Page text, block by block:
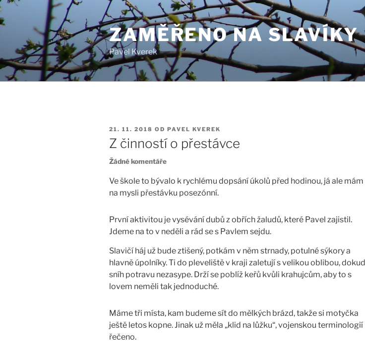
Přejít
k
obsahu
ZAMĚŘENO NA SLAVÍKY
Pavel Kverek
PUBLIKOVÁNO
21. 11. 2018 OD PAVEL KVEREK
Z činností o přestávce
Žádné komentářeu
s
názvem
o
přestávce
Ve škole to bývalo k rychlému dopsání úkolů před hodinou, já ale mám
na mysli přestávku posezónní.
První aktivitou je vysévání dubů z obřích žaludů, které Pavel zajistil.
Jdeme na to v neděli a rád se s Pavlem sejdu.
Slavičí háj už bude ztišený, potkám v něm strnady, potulné sýkory a
hlavně úpolníky. Ti do pleveliště v kraji zaletují s velikou oblibou, dokud
sníh potravu nezasype. Drží se poblíž keřů kvůli krahujcům, aby to s
lovem neměli tak jednoduché.
Máme tři místa, kam budeme sít do mělkých brázd, takže si motyčka
ještě letos kopne. Jinak už měla „klid na lůžku“, vojenskou terminologií
řečeno.